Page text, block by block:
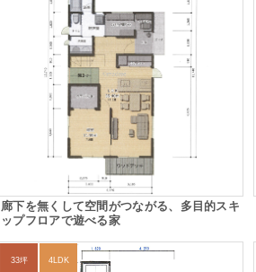
廊下を無くして空間がつながる、多目的スキ
ップフロアで遊べる家
33坪 4LDK